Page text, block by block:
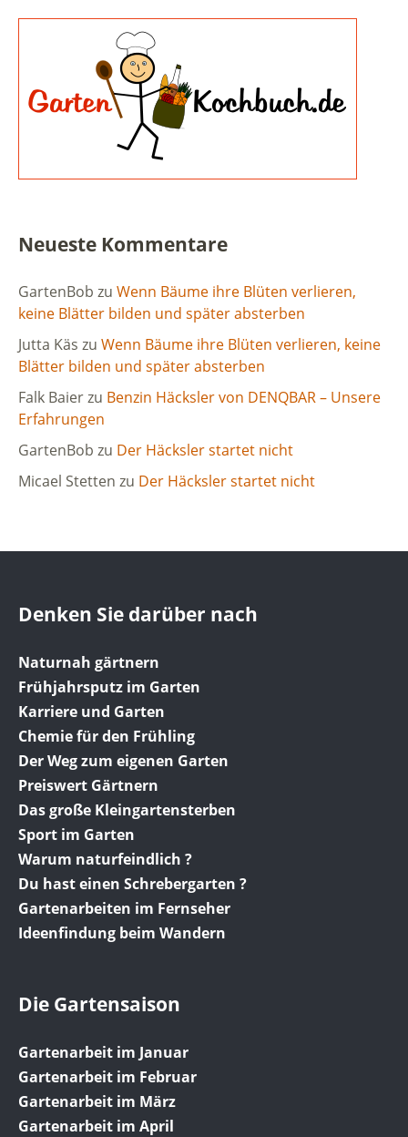
Neueste Kommentare
GartenBob zu Wenn Bäume ihre Blüten verlieren,
keine Blätter bilden und später absterben
Jutta Käs zu Wenn Bäume ihre Blüten verlieren, keine
Blätter bilden und später absterben
Falk Baierzu Benzin Häcksler von DENQBAR – Unsere
Erfahrungen
GartenBob zu Der Häcksler startet nicht
Micael Stetten zu Der Häcksler startet nicht
Denken Sie darüber nach
Naturnah gärtnern
Frühjahrsputz im Garten
Karriere und Garten
Chemie für den Frühling
Der Weg zum eigenen Garten
Preiswert Gärtnern
Das große Kleingartensterben
Sport im Garten
Warum naturfeindlich ?
Du hast einen Schrebergarten ?
Gartenarbeiten im Fernseher
Ideenfindung beim Wandern
Die Gartensaison
Gartenarbeit im Januar
Gartenarbeit im Februar
Gartenarbeit im März
Gartenarbeit im April